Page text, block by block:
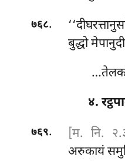
७६८.
बुद्धो
४.
७६९. [म. नि.
अरुकायं